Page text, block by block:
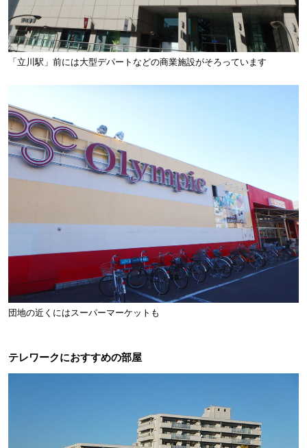
「立川駅」前には大型デパートなどの商業施設がそろっています
団地の近くにはスーパーマーケットも
テレワークにおすすめの部屋